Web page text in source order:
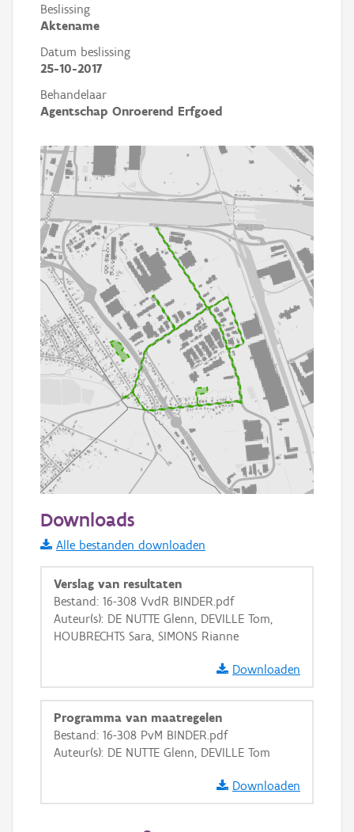
Beslissing
Aktename
Datum beslissing
25-10-2017
Behandelaar
Agentschap Onroerend Erfgoed
Informatie Vlaanderen
i
+ −
Basis Lagen
Ortho
Downloads
Alle bestanden downloaden
Verslag van resultaten
Bestand: 16-308 VvdR BINDER.pdf
Auteur(s): DE NUTTE Glenn, DEVILLE Tom,
HOUBRECHTS Sara, SIMONS Rianne
Downloaden
Programma van maatregelen
Bestand: 16-308 PvM BINDER.pdf
Auteur(s): DE NUTTE Glenn, DEVILLE Tom
Downloaden